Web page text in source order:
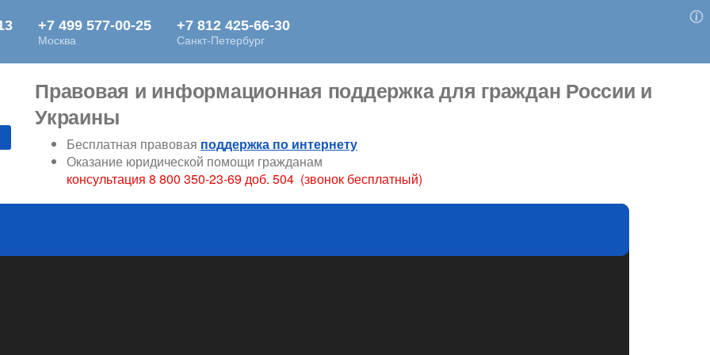
Правовая и информационная поддержка для граждан России и
Украины
Бесплатная правовая поддержка по интернету
Оказание юридической помощи гражданам
консультация 8 800 350-23-69 доб. 504 (звонок бесплатный)